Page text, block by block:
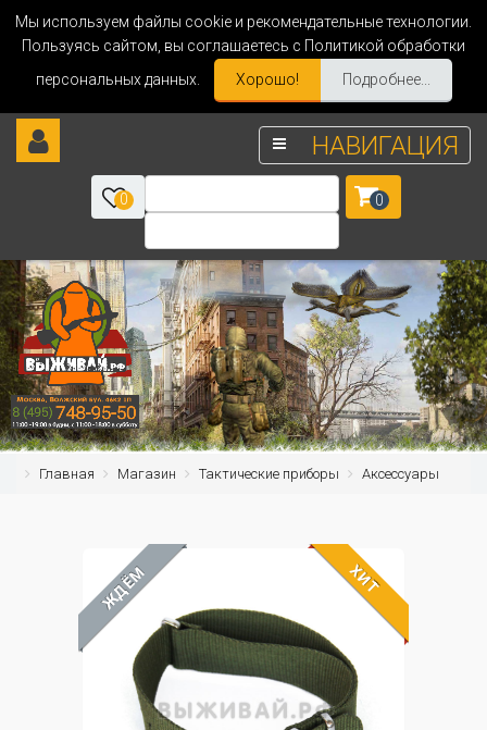
Мы используем файлы cookie и рекомендательные технологии.
Пользуясь сайтом, вы соглашаетесь с Политикой обработки
персональных данных.
Хорошо! Подробнее...
НАВИГАЦИЯ
0 0
Главная Магазин Тактические приборы Аксессуары
ЖДЁМ ХИТ